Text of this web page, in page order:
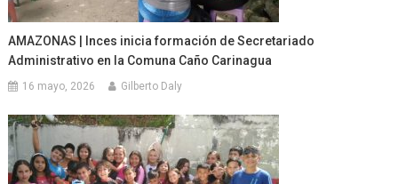
AMAZONAS | Inces inicia formación de Secretariado
Administrativo en la Comuna Caño Carinagua
16 mayo, 2026 Gilberto Daly